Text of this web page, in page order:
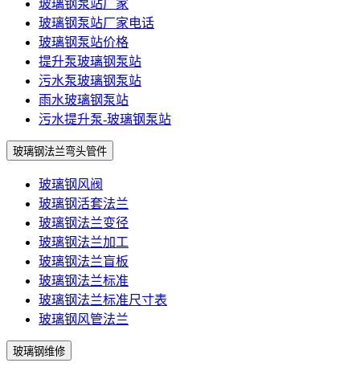
玻璃钢泵站厂家
玻璃钢泵站厂家电话
玻璃钢泵站价格
提升泵玻璃钢泵站
污水泵玻璃钢泵站
雨水玻璃钢泵站
污水提升泵-玻璃钢泵站
玻璃钢法兰弯头管件
玻璃钢风阀
玻璃钢活套法兰
玻璃钢法兰变径
玻璃钢法兰加工
玻璃钢法兰盲板
玻璃钢法兰标准
玻璃钢法兰标准尺寸表
玻璃钢风管法兰
玻璃钢维修